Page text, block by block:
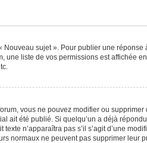
sujet ». Pour publier une
une liste de vos permissions est affichée
vous ne pouvez modifier ou
ait été publié. Si quelqu’un a déjà
n’apparaîtra pas s’il s’agit d’une
normaux ne peuvent pas supprimer leur